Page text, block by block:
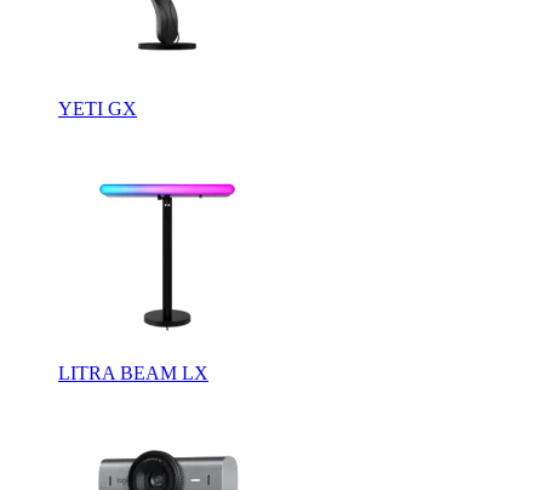
YETI GX
LITRA BEAM LX